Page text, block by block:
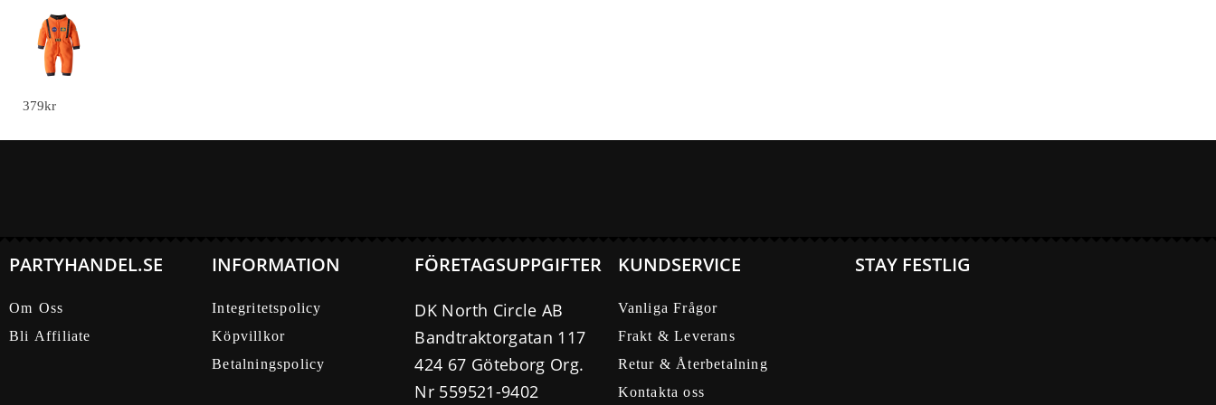
379kr
PARTYHANDEL.SE
Om Oss
Bli Affiliate
INFORMATION
Integritetspolicy
Köpvillkor
Betalningspolicy
FÖRETAGSUPPGIFTER
DK North Circle AB
Bandtraktorgatan 117
424 67 Göteborg Org.
Nr 559521-9402
KUNDSERVICE
Vanliga Frågor
Frakt & Leverans
Retur & Återbetalning
Kontakta oss
STAY FESTLIG